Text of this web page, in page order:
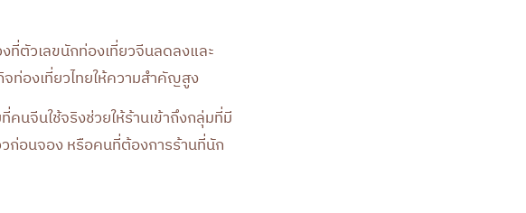
ตัวเลขนักท่องเที่ยวจีนลดลงและ
ท่องเที่ยวไทยให้ความสำคัญสูง
นจีนใช้จริงช่วยให้ร้านเข้าถึงกลุ่มที่มี
วก่อนจอง หรือคนที่ต้องการร้านที่นัก